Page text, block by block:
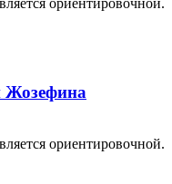
Жозефина
ориентировочной.